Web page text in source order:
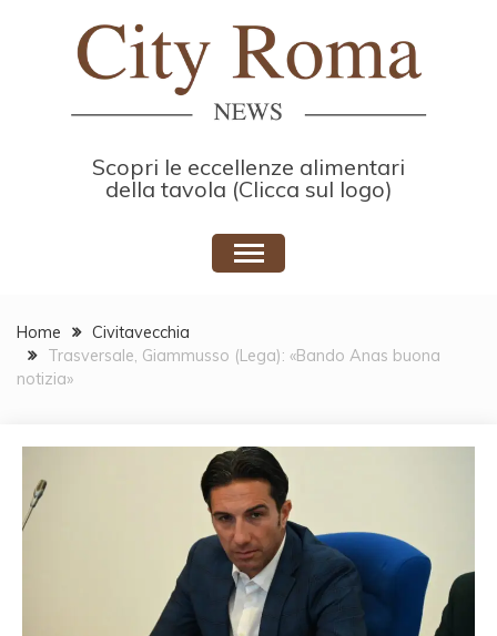
Scopri le eccellenze alimentari
della tavola (Clicca sul logo)
Home
Civitavecchia
Trasversale, Giammusso (Lega): «Bando Anas buona
notizia»